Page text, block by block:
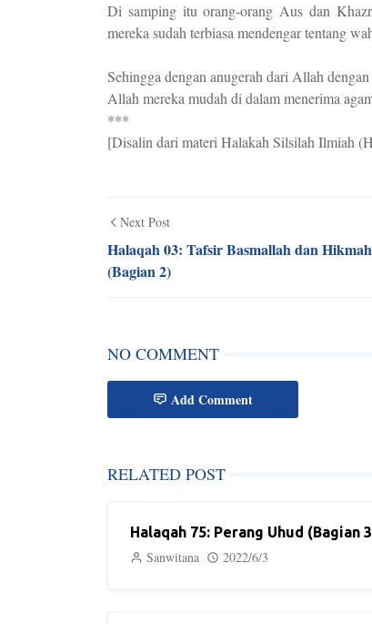
Di samping itu orang-orang Aus dan
mereka sudah terbiasa mendengar tentang
Sehingga dengan anugerah dari Allah
Allah mereka mudah di dalam menerima
***
[Disalin dari materi Halakah Silsilah Ilmiah
Next Post
Halaqah 03: Tafsir Basmallah dan
(Bagian 2)
NO COMMENT
Add Comment
RELATED POST
Halaqah 75: Perang Uhud (Bagian
Sanwitana 2022/6/3